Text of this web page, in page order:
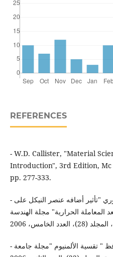
REFERENCES
- W.D. Callister, "Material
Introduction", 3rd Edition, Mc
pp. 277-333.
- د. منذر محمد راضي، أسيل احمد نوري "تأثير أضافه عنصر النيكل على
المعاملة الحرارية" مجلة الهندسة
- علي النخلاني ومحمد عبدالحافظ " تقسية الألمنيوم "مجلة جامعة